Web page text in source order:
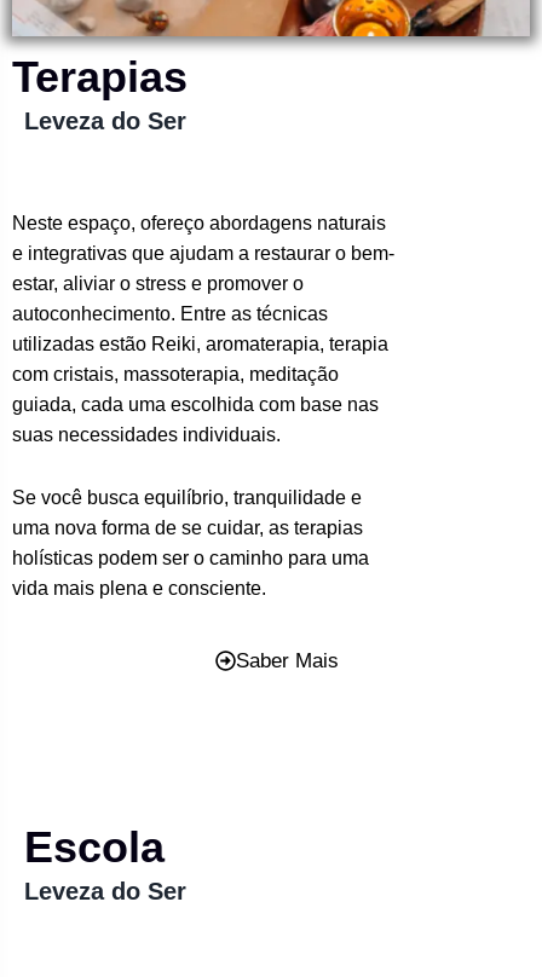
Terapias
Leveza do Ser
Neste espaço, ofereço abordagens naturais
e integrativas que ajudam a restaurar o bem-
estar, aliviar o stress e promover o
autoconhecimento. Entre as técnicas
utilizadas estão Reiki, aromaterapia, terapia
com cristais, massoterapia, meditação
guiada, cada uma escolhida com base nas
suas necessidades individuais.
Se você busca equilíbrio, tranquilidade e
uma nova forma de se cuidar, as terapias
holísticas podem ser o caminho para uma
vida mais plena e consciente.
Saber Mais
Escola
Leveza do Ser